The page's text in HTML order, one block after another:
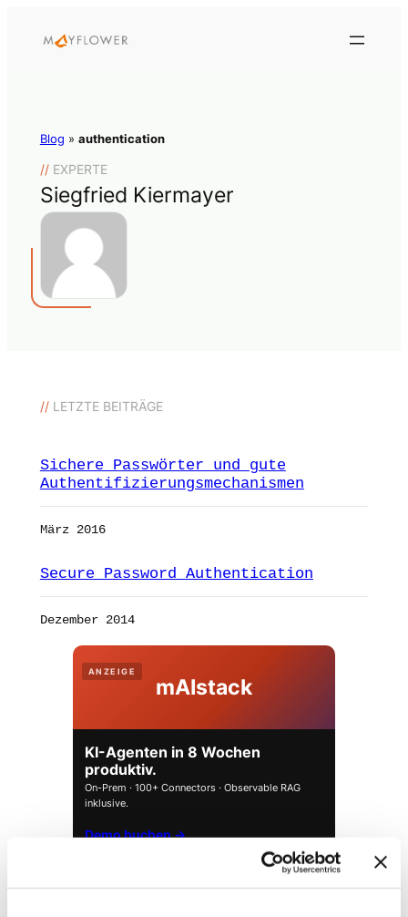
Blog » authentication
//EXPERTE
Siegfried Kiermayer
//LETZTE BEITRÄGE
Sichere Passwörter und gute
Authentifizierungsmechanismen
März 2016
Secure Password Authentication
Dezember 2014
ANZEIGE
mAIstack
KI-Agenten in 8 Wochen
produktiv.
On-Prem · 100+ Connectors · Observable RAG
inklusive.
Demo buchen →